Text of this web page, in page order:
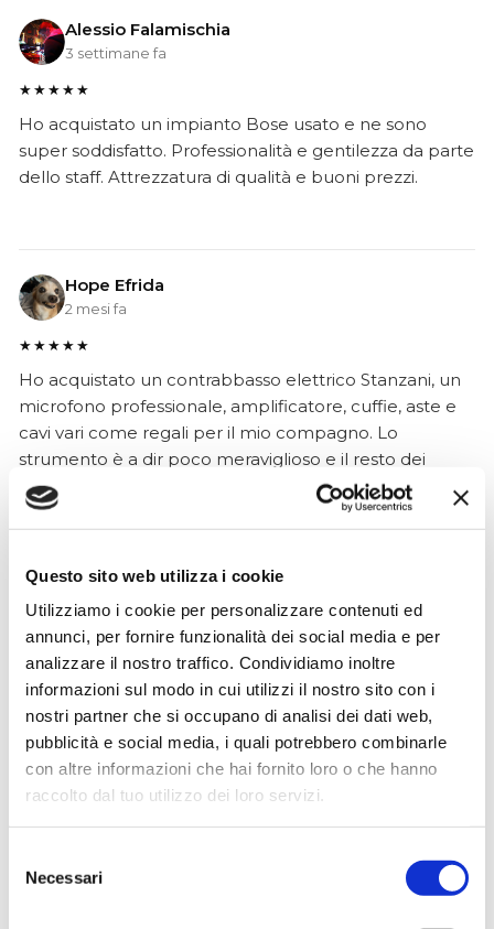
Questo sito web utilizza i cookie
Utilizziamo i cookie per personalizzare contenuti ed
annunci, per fornire funzionalità dei social media e per
analizzare il nostro traffico. Condividiamo inoltre
informazioni sul modo in cui utilizzi il nostro sito con i
nostri partner che si occupano di analisi dei dati web,
pubblicità e social media, i quali potrebbero combinarle
con altre informazioni che hai fornito loro o che hanno
raccolto dal tuo utilizzo dei loro servizi.
delNecessari
Alessio Falamischia
3 settimane fa
★★★★★
Ho acquistato un impianto Bose usato e ne sono
super soddisfatto. Professionalità e gentilezza da parte
dello staff. Attrezzatura di qualità e buoni prezzi.
Hope Efrida
2 mesi fa
★★★★★
Ho acquistato un contrabbasso elettrico Stanzani, un
microfono professionale, amplificatore, cuffie, aste e
cavi vari come regali per il mio compagno. Lo
strumento è a dir poco meraviglioso e il resto dei
prodotti è di alto livello. I venditori son..
un mese fa
★★★★★
Ottima esperienza d’acquisto. Comunicazione
puntuale e cordiale, spedizione rapida e prodotti
effettivamente disponibili come indicato sul sito, senza
sorprese o ritardi. Servizio affidabile e professionale.
Negozio assolutamente consigliato, acqui..